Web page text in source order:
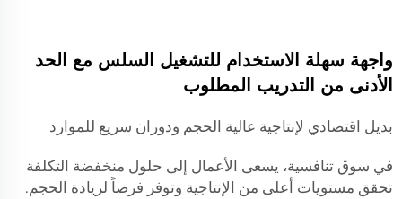
واجهة سهلة الاستخدام للتشغيل السلس مع الحد
الأدنى من التدريب المطلوب
بديل اقتصادي لإنتاجية عالية الحجم ودوران سريع للموارد
في سوق تنافسية، يسعى الأعمال إلى حلول منخفضة التكلفة
تحقق مستويات أعلى من الإنتاجية وتوفر فرصاً لزيادة الحجم.